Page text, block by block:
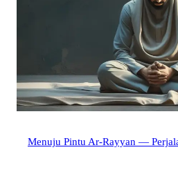
Menuju Pintu Ar-Rayyan —